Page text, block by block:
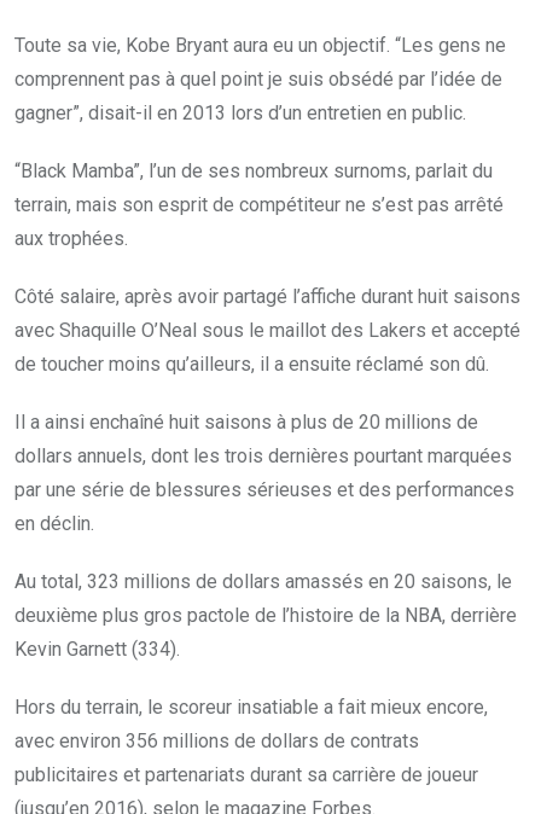
Toute sa vie, Kobe Bryant aura eu un objectif. “Les gens ne
comprennent pas à quel point je suis obsédé par l’idée de
gagner”, disait-il en 2013 lors d’un entretien en public.
“Black Mamba”, l’un de ses nombreux surnoms, parlait du
terrain, mais son esprit de compétiteur ne s’est pas arrêté
aux trophées.
Côté salaire, après avoir partagé l’affiche durant huit saisons
avec Shaquille O’Neal sous le maillot des Lakers et accepté
de toucher moins qu’ailleurs, il a ensuite réclamé son dû.
Il a ainsi enchaîné huit saisons à plus de 20 millions de
dollars annuels, dont les trois dernières pourtant marquées
par une série de blessures sérieuses et des performances
en déclin.
Au total, 323 millions de dollars amassés en 20 saisons, le
deuxième plus gros pactole de l’histoire de la NBA, derrière
Kevin Garnett (334).
Hors du terrain, le scoreur insatiable a fait mieux encore,
avec environ 356 millions de dollars de contrats
publicitaires et partenariats durant sa carrière de joueur
(jusqu’en 2016), selon le magazine Forbes.